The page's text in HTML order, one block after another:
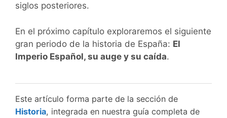
siglos posteriores.
En el próximo capítulo exploraremos el siguiente
gran periodo de la historia de España: El
Imperio Español, su auge y su caída.
Este artículo forma parte de la sección de
Historia, integrada en nuestra guía completa de